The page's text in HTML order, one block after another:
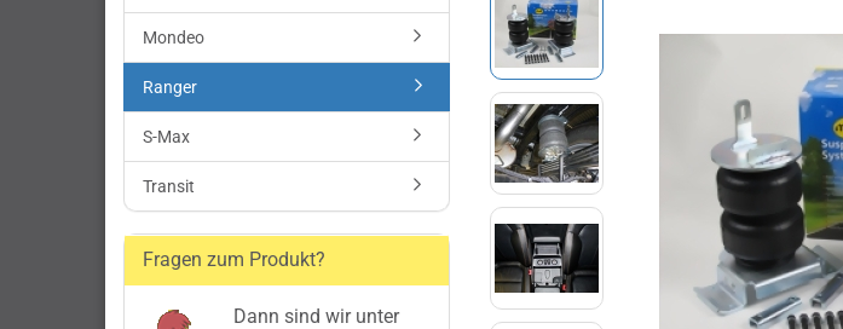
Mondeo
Ranger
S-Max
Transit
Fragen zum Produkt?
Dann sind wir unter